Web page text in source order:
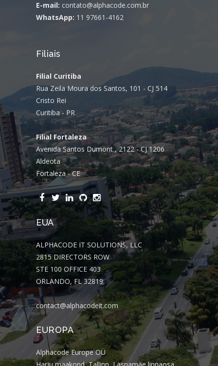
E-mail: contato@alphacode.com.br
WhatsApp: 11 97661-4162
Filiais
Filial Curitiba
Rua Zeila Moura dos Santos, 101 - CJ 514
Cristo Rei
Curitiba - PR
Filial Fortaleza
Avenida Santos Dumont , 2122 - CJ 1206
Aldeota
Fortaleza - CE
EUA
ALPHACODE IT SOLUTIONS, LLC
2815 DIRECTORS ROW
STE 100 OFFICE 403
ORLANDO, FL 32819
contact@alphacodeit.com
EUROPA
Alphacode Europe OÜ